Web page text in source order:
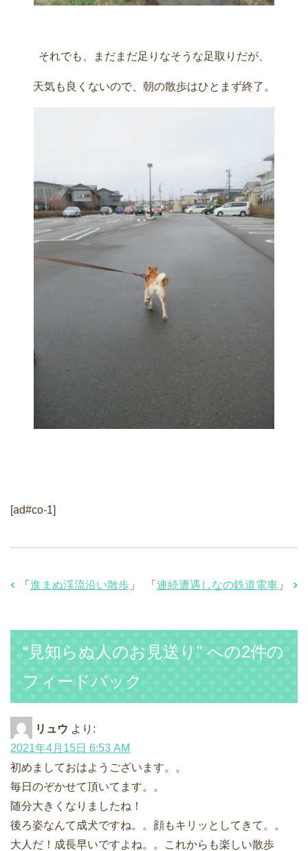
それでも、まだまだ足りなそうな足取りだが、
天気も良くないので、朝の散歩はひとまず終了。
[ad#co-1]
「 連続遭遇しなの鉄道電車 」
「 進まぬ渓流沿い散歩 」
“見知らぬ人のお見送り” への2件の
フィードバック
リュウ より:
2021年4月15日 6:53 AM
初めましておはようございます。。
毎日のぞかせて頂いてます。。
随分大きくなりましたね！
後ろ姿なんて成犬ですね。。顔もキリッとしてきて。。
大人だ！成長早いですよね。。これからも楽しい散歩